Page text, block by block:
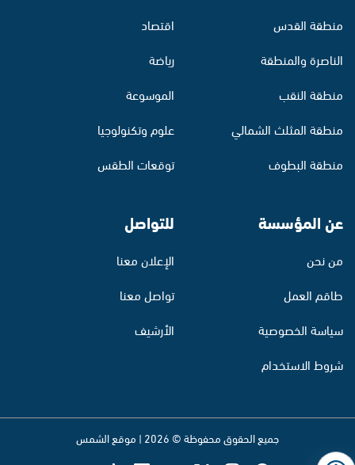
منطقة القدس
الناصرة والمنطقة
منطقة النقب
منطقة المثلث الشمالي
منطقة البطوف
اقتصاد
رياضة
الموسوعة
علوم وتكنولوجيا
توقعات الطقس
عن المؤسسة
من نحن
طاقم العمل
سياسة الخصوصية
شروط الاستخدام
للتواصل
الإعلان معنا
تواصل معنا
الأرشيف
جميع الحقوق محفوظة © 2026 | موقع الشمس